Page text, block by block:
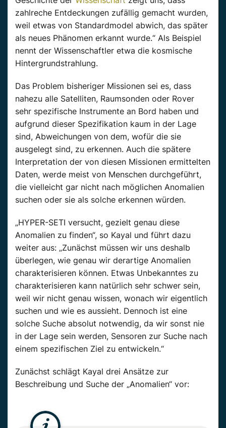
zahlreche Entdeckungen zufällig gemacht wurden,
weil etwas von Standardmodel abwich, das später
als neues Phänomen erkannt wurde.“ Als Beispiel
nennt der Wissenschaftler etwa die kosmische
Hintergrundstrahlung.
Das Problem bisheriger Missionen sei es, dass
nahezu alle Satelliten, Raumsonden oder Rover
sehr spezifische Instrumente an Bord haben und
aufgrund dieser Spezifikation kaum in der Lage
sind, Abweichungen von dem, wofür die sie
ausgelegt sind, zu erkennen. Auch die spätere
Interpretation der von diesen Missionen ermittelten
Daten, werde meist von Menschen durchgeführt,
die vielleicht gar nicht nach möglichen Anomalien
suchen oder sie als solche erkennen würden.
„HYPER-SETI versucht, gezielt genau diese
Anomalien zu finden“, so Kayal und führt dazu
weiter aus: „Zunächst müssen wir uns deshalb
überlegen, wie genau wir derartige Anomalien
charakterisieren können. Etwas Unbekanntes zu
charakterisieren kann natürlich sehr schwer sein,
weil wir nicht genau wissen, wonach wir eigentlich
suchen und wie es aussieht. Dennoch ist eine
solche Suche absolut notwendig, da wir sonst nie
in der Lage sein werden, Sensoren zur Suche nach
einem spezifischen Ziel zu entwickeln.“
Zunächst schlägt Kayal drei Ansätze zur
Beschreibung und Suche der „Anomalien“ vor: